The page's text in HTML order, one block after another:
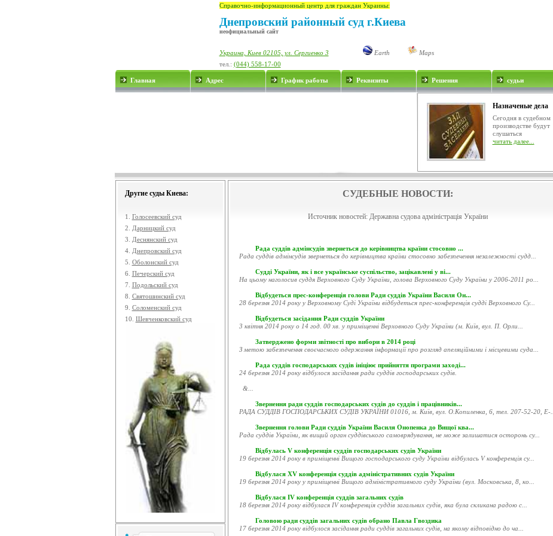
Справочно-информационный центр для граждан Украины:
Днепровский районный суд г.Киева
неофициальный сайт
Украина, Киев 02105, ул. Сергиенко 3 Earth
Maps
тел.: (044) 558-17-00
Главная Адрес График работы Реквизиты Решения судьи
Назначеные дела
Сегодня в судебном
производстве будут
слушаться
читать далее...
Другие суды Киева:
1. Голосеевский суд
2.
Дарницкий суд
3.
Деснянский суд
4. Днепровский суд
5. Оболонский суд
6. Печерский суд
7. Подольский суд
8. Святошинский суд
9. Соломенский суд
10. Шевченковский суд
СУДЕБНЫЕ НОВОСТИ:
Источник новостей: Державна судова адміністрація України
Рада суддів адмінсудів звернеться до керівництва країни стосовно ...
Рада суддів адмінсудів звернеться до керівництва країни стосовно забезпечення незалежності судд...
Судді України, як і все українське суспільство, зацікавлені у ві...
На цьому наголосив суддя Верховного Суду України, голова Верховного Суду України у 2006-2011 ро...
Відбудеться прес-конференція голови Ради суддів України Василя Он...
28 березня 2014 року у Верховному Суді України відбудеться прес-конференція судді Верховного Су...
Відбудеться засідання Ради суддів України
3 квітня 2014 року о 14 год. 00 хв. у приміщенні Верховного Суду України (м. Київ, вул. П. Орли...
Затверджено форми звітності про вибори в 2014 році
З метою забезпечення своєчасного одержання інформації про розгляд апеляційними і місцевими суда...
Рада суддів господарських судів ініціює прийняття програми заході...
24 березня 2014 року відбулося засідання ради суддів господарських судів.
&...
Звернення ради суддів господарських судів до суддів і працівників...
РАДА СУДДІВ ГОСПОДАРСЬКИХ СУДІВ УКРАЇНИ 01016, м. Київ, вул. О.Копиленка, 6, тел. 207-52-20, E-...
Звернення голови Ради суддів України Василя Онопенка до Вищої ква...
Рада суддів України, як вищий орган суддівського самоврядування, не може залишатися осторонь су...
Відбулась V конференція суддів господарських судів України
19 березня 2014 року в приміщенні Вищого господарського суду України відбулась V конференція су...
Відбулася XV конференція суддів адміністративних судів України
19 березня 2014 року у приміщенні Вищого адміністративного суду України (вул. Московська, 8, ко...
Відбулася ІV конференція суддів загальних судів
18 березня 2014 року відбулася ІV конференція суддів загальних судів, яка була скликана радою с...
Головою ради суддів загальних судів обрано Павла Гвоздика
17 березня 2014 року відбулося засідання ради суддів загальних судів, на якому відповідно до ча...